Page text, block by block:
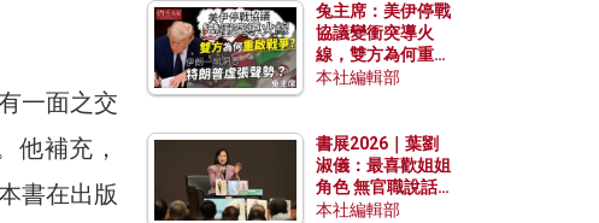
一面之交
他補充，
書在出版
兔主席：美伊停戰
協議變衝突導火
線，雙方為何重啟
戰爭？伊朗一早洞
本社編輯部
書展2026｜葉劉
淑儀：最喜歡姐姐
角色 無官職說話
包袱少
本社編輯部